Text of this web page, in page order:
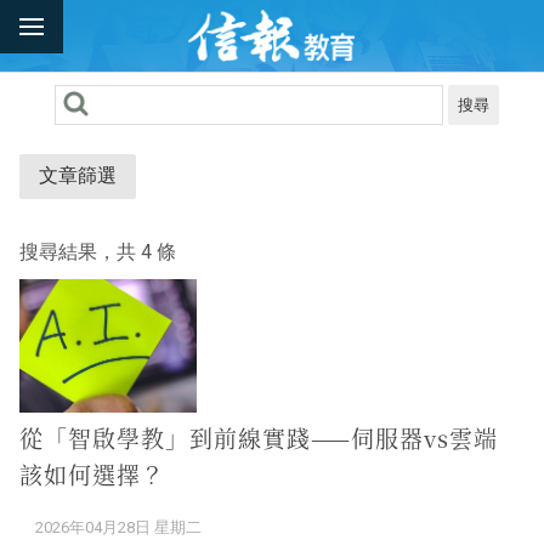
搜尋
文章篩選
搜尋結果，共 4 條
從「智啟學教」到前線實踐——伺服器vs雲端
該如何選擇？
2026年04月28日 星期二